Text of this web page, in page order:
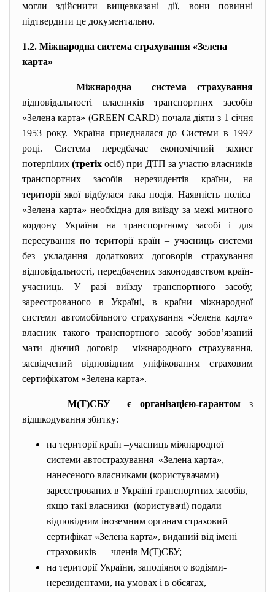
могли здійснити вищевказані дії, вони повинні
підтвердити це документально.
1.2. Міжнародна система страхування «Зелена
карта»
Міжнародна система страхування
відповідальності власників транспортних засобів
«Зелена карта» (GREEN CARD) почала діяти з 1 січня
1953 року. Україна приєдналася до Системи в 1997
році. Система передбачає економічний захист
потерпілих(третіхосіб) при ДТП за участю власників
транспортних засобів нерезидентів країни, на
території якої відбулася така подія. Наявність поліса
«Зелена карта» необхідна для виїзду за межі митного
кордону України на транспортному засобі і для
пересування по території країн – учасниць системи
без укладання додаткових договорів страхування
відповідальності, передбачених законодавством країн-
учасниць. У разі виїзду транспортного засобу,
зареєстрованого в Україні, в країни міжнародної
системи автомобільного страхування «Зелена карта»
власник такого транспортного засобу зобов’язаний
мати діючий договір міжнародного страхування,
засвідчений відповідним уніфікованим страховим
сертифікатом «Зелена карта».
М(Т)СБУ є організацією-гарантомз
відшкодування збитку:
на території країн –учасниць міжнародної
системи автострахування «Зелена карта»,
нанесеного власниками (користувачами)
зареєстрованих в Україні транспортних засобів,
якщо такі власники (користувачі) подали
відповідним іноземним органам страховий
сертифікат «Зелена карта», виданий від імені
страховиків — членів М(Т)СБУ;
на території України, заподіяного водіями-
нерезидентами, на умовах і в обсягах,